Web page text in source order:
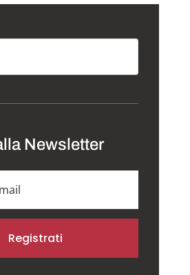
Newsletter
Registrati